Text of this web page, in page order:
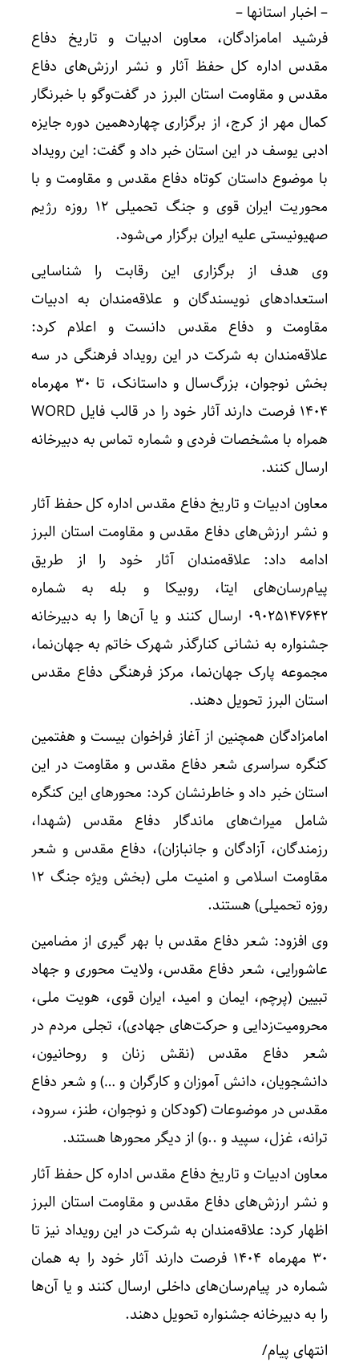
– اخبار استانها –
فرشید امامزادگان، معاون ادبیات و تاریخ دفاع
مقدس اداره کل حفظ آثار و نشر ارزش‌های دفاع
مقدس و مقاومت استان البرز در گفت‌وگو با خبرنگار
کمال مهر از کرج، از برگزاری چهاردهمین دوره جایزه
ادبی یوسف در این استان خبر داد و گفت: این رویداد
با موضوع داستان کوتاه دفاع مقدس و مقاومت و با
محوریت ایران قوی و جنگ تحمیلی ۱۲ روزه رژیم
صهیونیستی علیه ایران برگزار می‌شود.
وی هدف از برگزاری این رقابت را شناسایی
استعدادهای نویسندگان و علاقه‌مندان به ادبیات
مقاومت و دفاع مقدس دانست و اعلام کرد:
علاقه‌مندان به شرکت در این رویداد فرهنگی در سه
بخش نوجوان، بزرگ‌سال و داستانک، تا ۳۰ مهرماه
۱۴۰۴ فرصت دارند آثار خود را در قالب فایل WORD
همراه با مشخصات فردی و شماره تماس به دبیرخانه
ارسال کنند.
معاون ادبیات و تاریخ دفاع مقدس اداره کل حفظ آثار
و نشر ارزش‌های دفاع مقدس و مقاومت استان البرز
ادامه داد: علاقه‌مندان آثار خود را از طریق
پیام‌رسان‌های ایتا، روبیکا و بله به شماره
۰۹۰۲۵۱۴۷۶۴۲ ارسال کنند و یا آن‌ها را به دبیرخانه
جشنواره به نشانی کنارگذر شهرک خاتم به جهان‌نما،
مجموعه پارک جهان‌نما، مرکز فرهنگی دفاع مقدس
استان البرز تحویل دهند.
امامزادگان همچنین از آغاز فراخوان بیست و هفتمین
کنگره سراسری شعر دفاع مقدس و مقاومت در این
استان خبر داد و خاطرنشان کرد: محورهای این کنگره
شامل میراث‌های ماندگار دفاع مقدس (شهدا،
رزمندگان، آزادگان و جانبازان)، دفاع مقدس و شعر
مقاومت اسلامی و امنیت ملی (بخش ویژه جنگ ۱۲
روزه تحمیلی) هستند.
وی افزود: شعر دفاع مقدس با بهر گیری از مضامین
عاشورایی، شعر دفاع مقدس، ولایت محوری و جهاد
تبیین (پرچم، ایمان و امید، ایران قوی، هویت ملی،
محرومیت‌زدایی و حرکت‌های جهادی)، تجلی مردم در
شعر دفاع مقدس (نقش زنان و روحانیون،
دانشجویان، دانش آموزان و کارگران و …) و شعر دفاع
مقدس در موضوعات (کودکان و نوجوان، طنز، سرود،
ترانه، غزل، سپید و ..و) از دیگر محورها هستند.
معاون ادبیات و تاریخ دفاع مقدس اداره کل حفظ آثار
و نشر ارزش‌های دفاع مقدس و مقاومت استان البرز
اظهار کرد: علاقه‌مندان به شرکت در این رویداد نیز تا
۳۰ مهرماه ۱۴۰۴ فرصت دارند آثار خود را به همان
شماره در پیام‌رسان‌های داخلی ارسال کنند و یا آن‌ها
را به دبیرخانه جشنواره تحویل دهند.
انتهای پیام/